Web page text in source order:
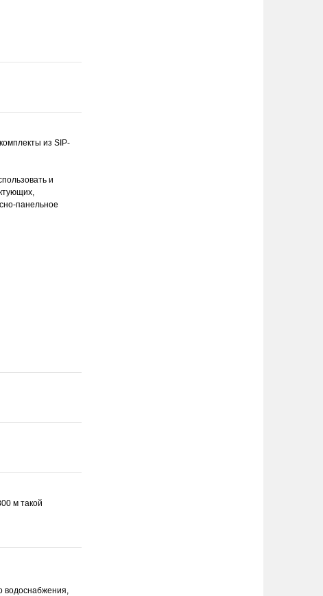
из SIP-
и
панельное
м такой
водоснабже­ния,